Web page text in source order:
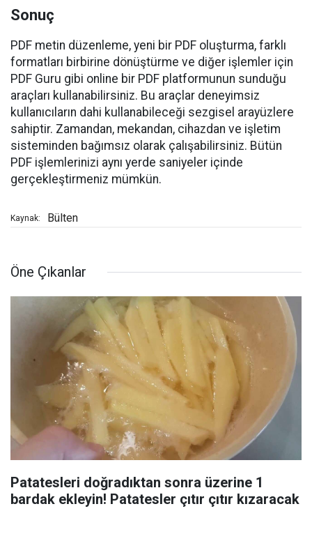
Sonuç
PDF metin düzenleme, yeni bir PDF oluşturma, farklı
formatları birbirine dönüştürme ve diğer işlemler için
PDF Guru gibi online bir PDF platformunun sunduğu
araçları kullanabilirsiniz. Bu araçlar deneyimsiz
kullanıcıların dahi kullanabileceği sezgisel arayüzlere
sahiptir. Zamandan, mekandan, cihazdan ve işletim
sisteminden bağımsız olarak çalışabilirsiniz. Bütün
PDF işlemlerinizi aynı yerde saniyeler içinde
gerçekleştirmeniz mümkün.
Kaynak: Bülten
Öne Çıkanlar
Patatesleri doğradıktan sonra üzerine 1
bardak ekleyin! Patatesler çıtır çıtır kızaracak